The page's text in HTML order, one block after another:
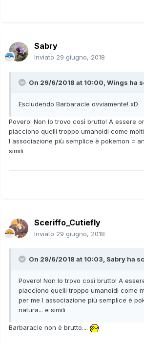
Sabry
Inviato 29 giugno, 2018
On 29/6/2018 at 10:00, Wings ha
Escludendo Barbaracle ovviamente! xD
Povero! Non lo trovo così brutto! A essere
piacciono quelli troppo umanoidi come
l associazione più semplice è pokemon =
simili
Sceriffo_Cutiefly
Inviato 29 giugno, 2018
On 29/6/2018 at 10:03, Sabry ha
Povero! Non lo trovo così brutto! A
piacciono quelli troppo umanoidi come
per me l associazione più semplice è
natura... e simili
Barbaracle non è brutto....